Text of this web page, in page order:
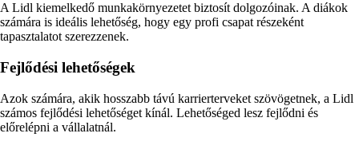
A Lidl kiemelkedő munkakörnyezetet biztosít dolgozóinak. A diákok
számára is ideális lehetőség, hogy egy profi csapat részeként
tapasztalatot szerezzenek.
Fejlődési lehetőségek
Azok számára, akik hosszabb távú karrierterveket szövögetnek, a Lidl
számos fejlődési lehetőséget kínál. Lehetőséged lesz fejlődni és
előrelépni a vállalatnál.